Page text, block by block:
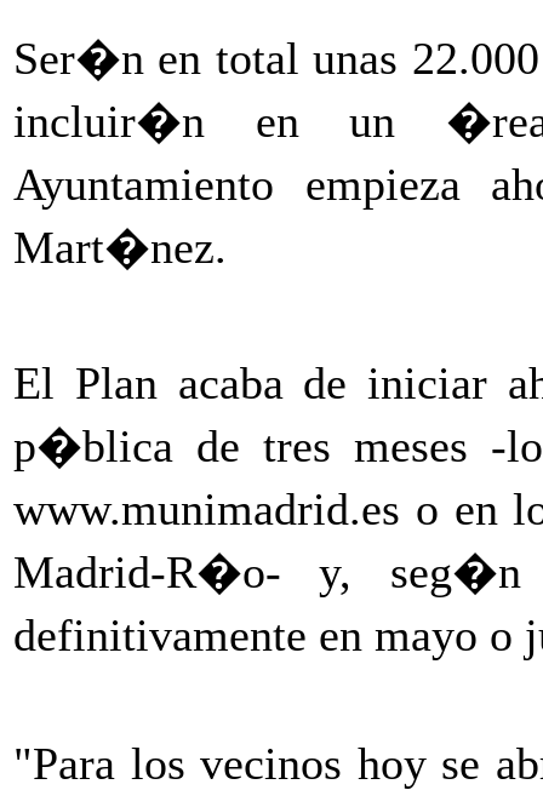
Ser�n en total unas
incluir�n en un
Ayuntamiento empieza
Mart�nez.
El Plan acaba de iniciar
p�blica de tres meses -
www.munimadrid.es o en
Madrid-R�o- y, seg�n
definitivamente en mayo
"Para los vecinos hoy se